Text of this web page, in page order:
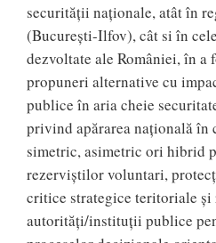
securității naționale, atât în
(București-Ilfov), cât si în
dezvoltate ale României, în a
propuneri alternative cu
publice în aria cheie
privind apărarea națională
simetric, asimetric ori hibrid
rezerviștilor voluntari,
critice strategice teritoriale
autorități/instituții publice